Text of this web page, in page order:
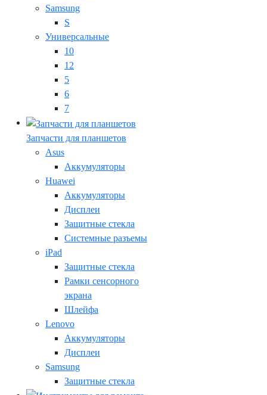
Samsung
S
Универсальные
10
12
5
6
7
Запчасти для планшетов
Asus
Аккумуляторы
Huawei
Аккумуляторы
Дисплеи
Защитные стекла
Системные разъемы
iPad
Защитные стекла
Рамки сенсорного
экрана
Шлейфа
Lenovo
Аккумуляторы
Дисплеи
Samsung
Защитные стекла